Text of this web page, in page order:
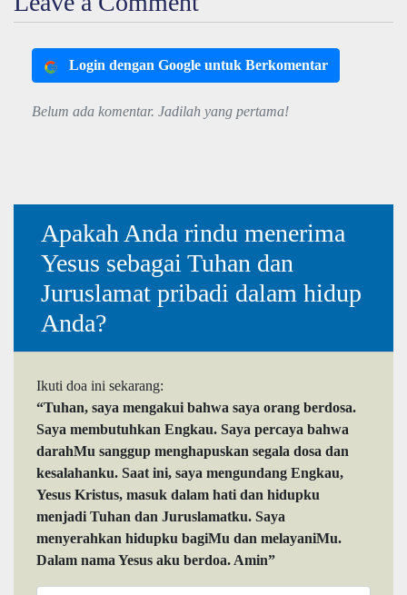
Login dengan Google untuk Berkomentar
Belum ada komentar. Jadilah yang pertama!
Apakah Anda rindu menerima
Yesus sebagai Tuhan dan
Juruslamat pribadi dalam hidup
Anda?
Ikuti doa ini sekarang:
“Tuhan, saya mengakui bahwa saya orang berdosa.
Saya membutuhkan Engkau. Saya percaya bahwa
darahMu sanggup menghapuskan segala dosa dan
kesalahanku. Saat ini, saya mengundang Engkau,
Yesus Kristus, masuk dalam hati dan hidupku
menjadi Tuhan dan Juruslamatku. Saya
menyerahkan hidupku bagiMu dan melayaniMu.
Dalam nama Yesus aku berdoa. Amin”